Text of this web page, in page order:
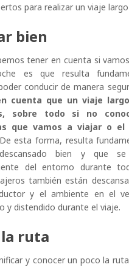
para realizar un viaje
bien
tener en cuenta si
es que resulta
conducir de manera
cuenta que un viaje
sobre todo si no
que vamos a viajar o
De esta forma, resulta
bien y que se
del entorno durante
también están
y el ambiente en el
y distendido durante el viaje.
la ruta
y conocer un poco la